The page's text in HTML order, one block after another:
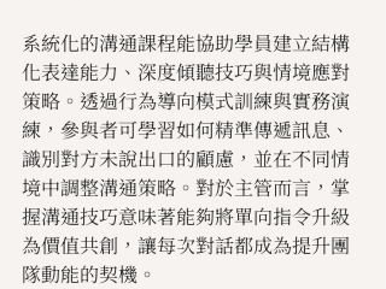
系統化的溝通課程能協助學員建立結構
化表達能力、深度傾聽技巧與情境應對
策略。透過行為導向模式訓練與實務演
練，參與者可學習如何精準傳遞訊息、
識別對方未說出口的顧慮，並在不同情
境中調整溝通策略。對於主管而言，掌
握溝通技巧意味著能夠將單向指令升級
為價值共創，讓每次對話都成為提升團
隊動能的契機。